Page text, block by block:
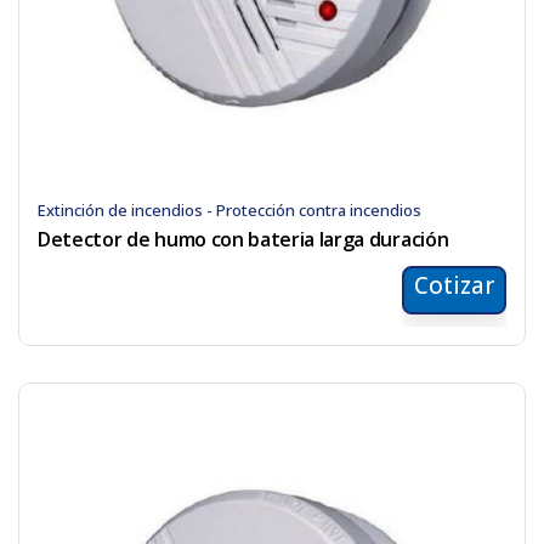
Extinción de incendios - Protección contra incendios
Detector de humo con bateria larga duración
Cotizar